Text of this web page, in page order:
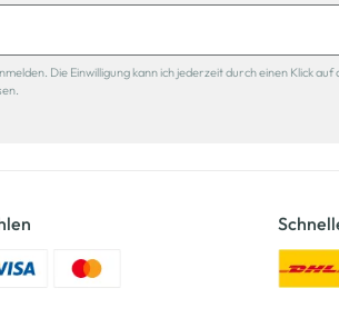
Die Einwilligung kann ich jederzeit durch einen Klick